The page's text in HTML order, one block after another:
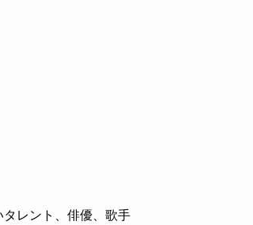
レント、俳優、歌手